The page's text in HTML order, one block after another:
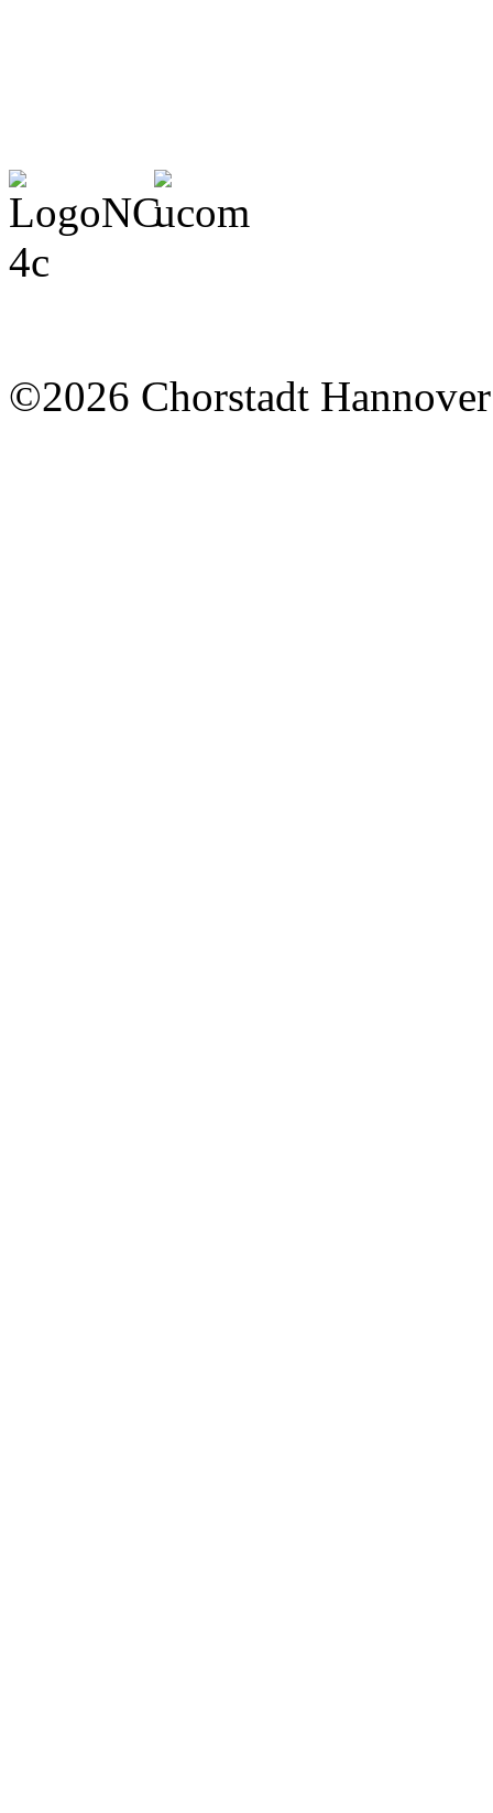
©2026 Chorstadt Hannover